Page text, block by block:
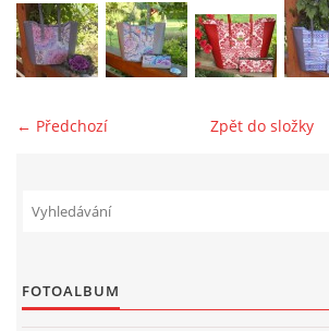
← Předchozí Zpět do složky
FOTOALBUM